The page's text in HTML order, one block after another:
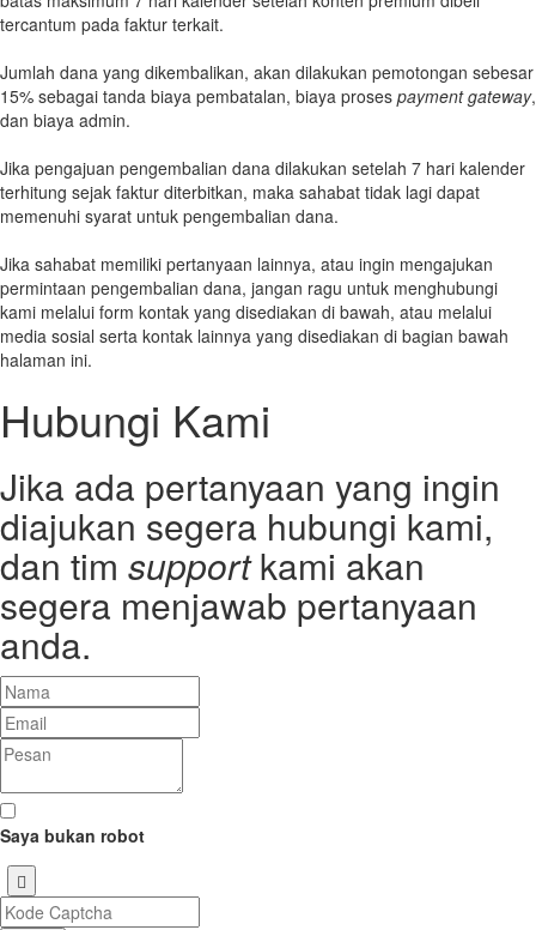
tercantum pada faktur terkait.
Jumlah dana yang dikembalikan, akan dilakukan pemotongan sebesar
15% sebagai tanda biaya pembatalan, biaya proses payment gateway,
dan biaya admin.
Jika pengajuan pengembalian dana dilakukan setelah 7 hari kalender
terhitung sejak faktur diterbitkan, maka sahabat tidak lagi dapat
memenuhi syarat untuk pengembalian dana.
Jika sahabat memiliki pertanyaan lainnya, atau ingin mengajukan
permintaan pengembalian dana, jangan ragu untuk menghubungi
kami melalui form kontak yang disediakan di bawah, atau melalui
media sosial serta kontak lainnya yang disediakan di bagian bawah
halaman ini.
Hubungi Kami
Jika ada pertanyaan yang ingin
diajukan segera hubungi kami,
dan tim supportkami akan
segera menjawab pertanyaan
anda.
Saya bukan robot